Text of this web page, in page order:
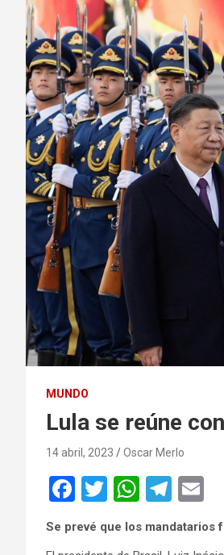
MUNDO
Lula se reúne
14 abril, 2023 Oscar Merlo
F
ce
T
wi
tt
W
at
T
el
e
m
Se prevé que los mandatarios